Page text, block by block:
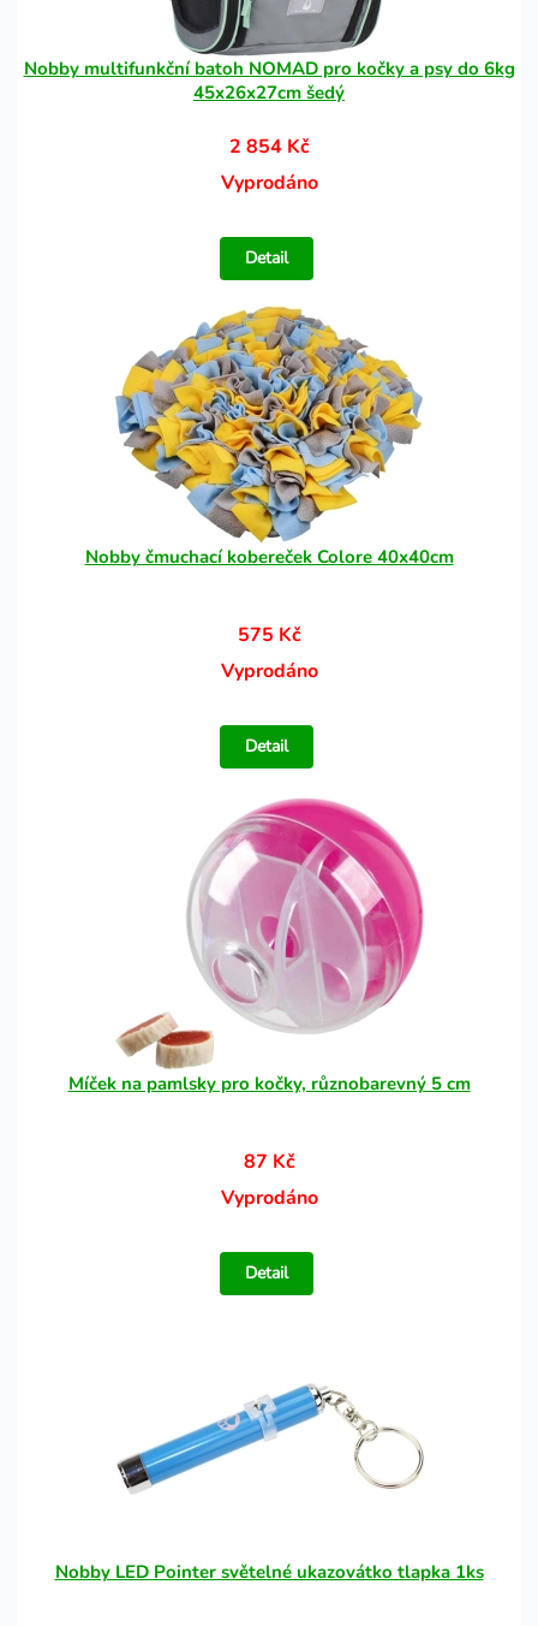
Nobby multifunkční batoh NOMAD pro kočky a psy do 6kg
45x26x27cm šedý
2 854 Kč
Vyprodáno
Detail
Nobby čmuchací kobereček Colore 40x40cm
575 Kč
Vyprodáno
Detail
Míček na pamlsky pro kočky, různobarevný 5 cm
87 Kč
Vyprodáno
Detail
Nobby LED Pointer světelné ukazovátko tlapka 1ks